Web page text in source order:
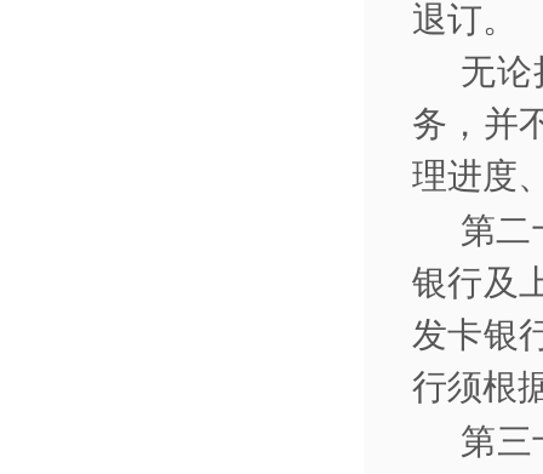
退订。
无论
务，并
理进度
第二
银行及
发卡银
行须根
第三